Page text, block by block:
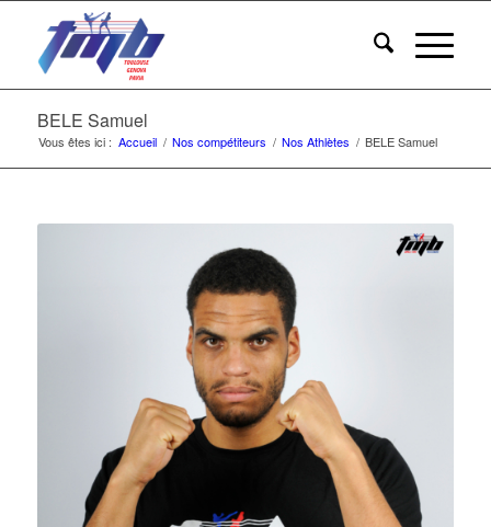
BELE Samuel
Vous êtes ici : Accueil / Nos compétiteurs / Nos Athlètes / BELE Samuel